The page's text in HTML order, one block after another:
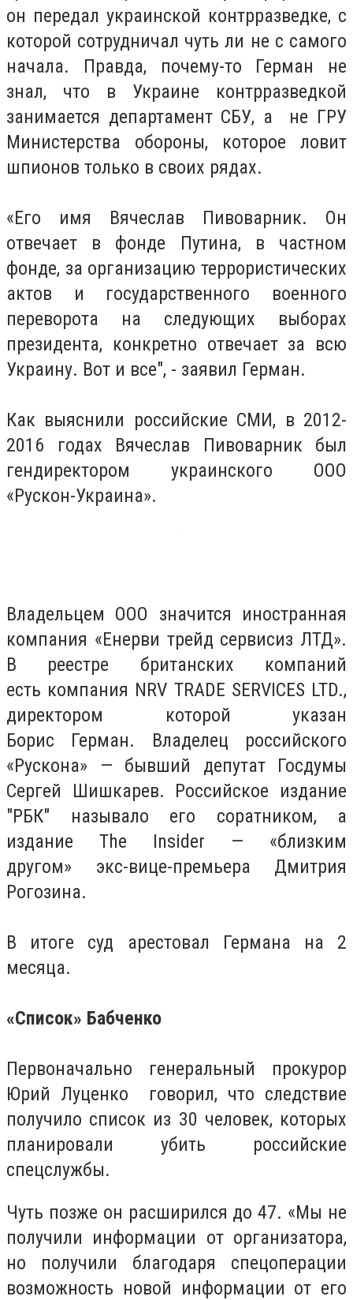
он передал украинской контрразведке, с
которой сотрудничал чуть ли не с самого
начала. Правда, почему-то Герман не
знал, что в Украине контрразведкой
занимается департамент СБУ, а не ГРУ
Министерства обороны, которое ловит
шпионов только в своих рядах.
«Его имя Вячеслав Пивоварник. Он
отвечает в фонде Путина, в частном
фонде, за организацию террористических
актов и государственного военного
переворота на следующих выборах
президента, конкретно отвечает за всю
Украину. Вот и все", - заявил Герман.
Как выяснили российские СМИ, в 2012-
2016 годах Вячеслав Пивоварник был
гендиректором украинского ООО
«Рускон-Украина».
Владельцем ООО значится иностранная
компания «Енерви трейд сервисиз ЛТД».
В реестре британских компаний
есть компания NRV TRADE SERVICES LTD.,
директором которой указан
Борис Герман. Владелец российского
«Рускона» — бывший депутат Госдумы
Сергей Шишкарев. Российское издание
"РБК" называло его соратником, а
издание The Insider — «близким
другом» экс-вице-премьера Дмитрия
Рогозина.
В итоге суд арестовал Германа на 2
месяца.
«Список» Бабченко
Первоначально генеральный прокурор
Юрий Луценко говорил, что следствие
получило список из 30 человек, которых
планировали убить российские
спецслужбы.
Чуть позже он расширился до 47. «Мы не
получили информации от организатора,
но получили благодаря спецоперации
возможность новой информации от его